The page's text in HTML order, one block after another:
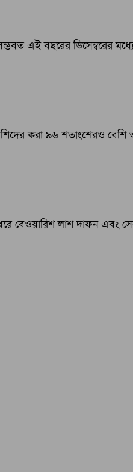
এই বছরের ডিসেম্বরের
করা ৯৬ শতাংশেরও বেশি
বেওয়ারিশ লাশ দাফন এবং